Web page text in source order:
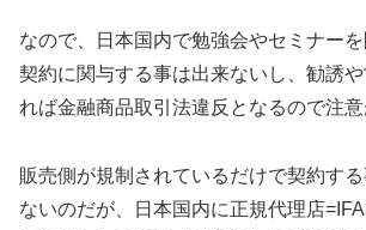
なので、日本国内で勉強会やセミナー
契約に関与する事は出来ないし、勧誘
れば金融商品取引法違反となるので注意
販売側が規制されているだけで契約す
ないのだが、日本国内に正規代理店